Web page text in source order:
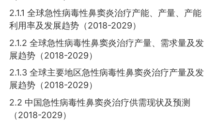
2.1.1 全球急性病毒性鼻窦炎治疗产能、产量、产能
利用率及发展趋势（2018-2029）
2.1.2 全球急性病毒性鼻窦炎治疗产量、需求量及发
展趋势（2018-2029）
2.1.3 全球主要地区急性病毒性鼻窦炎治疗产量及发
展趋势（2018-2029）
2.2 中国急性病毒性鼻窦炎治疗供需现状及预测
（2018-2029）